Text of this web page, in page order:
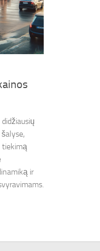
tiekimą
ir